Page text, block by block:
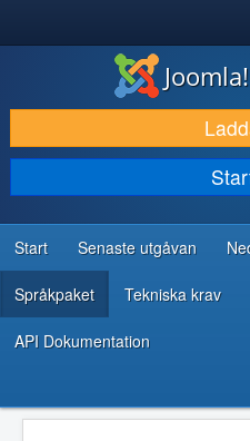
LADDA NER & UTÖKA
UPPTÄCK & LÄR
GEMENSKAP & SUPPORT
RESURSER FÖR UTVECKLARE
Start Senaste utgåvan
Språkpaket Tekniska krav
API Dokumentation